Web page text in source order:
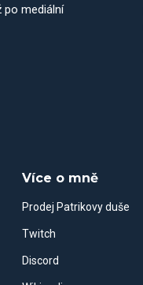
po mediální
Více o mně
Prodej Patrikovy duše
Twitch
Discord